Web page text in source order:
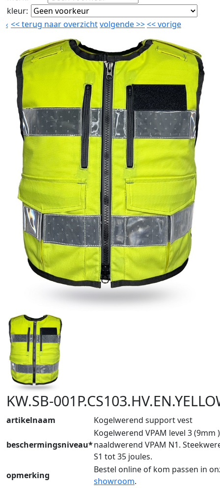
kleur:
<<terug naar overzichtvolgende>><<vorige
KW.SB-
artikelnaam Kogelwerend support vest
beschermingsniveau*
Kogelwerend VPAM level 3 (9mm
naaldwerend VPAM N1.
S1 tot 35 joules.
opmerking
Bestel online of kom passen in
showroom.